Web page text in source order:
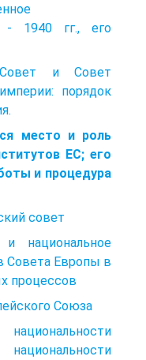
- 1940 гг., его
Совет и Совет
порядок
место и роль
ЕС; его
и процедура
совет
национальное
Совета Европы в
процессов
Союза